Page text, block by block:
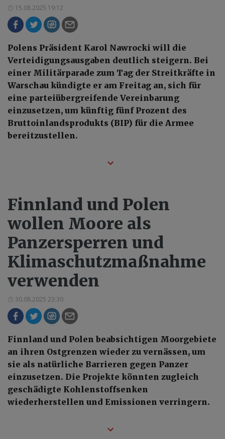
15.08.2025 19:12
Polens Präsident Karol Nawrocki will die
Verteidigungsausgaben deutlich steigern. Bei
einer Militärparade zum Tag der Streitkräfte in
Warschau kündigte er am Freitag an, sich für
eine parteiübergreifende Vereinbarung
einzusetzen, um künftig fünf Prozent des
Bruttoinlandsprodukts (BIP) für die Armee
bereitzustellen.
Finnland und Polen
wollen Moore als
Panzersperren und
Klimaschutzmaßnahme
verwenden
30.08.2025 23:30
Finnland und Polen beabsichtigen Moorgebiete
an ihren Ostgrenzen wieder zu vernässen, um
sie als natürliche Barrieren gegen Panzer
einzusetzen. Die Projekte könnten zugleich
geschädigte Kohlenstoffsenken
wiederherstellen und Emissionen verringern.